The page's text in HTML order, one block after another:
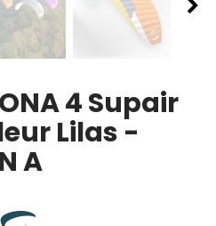
4 Supair
Lilas -
A